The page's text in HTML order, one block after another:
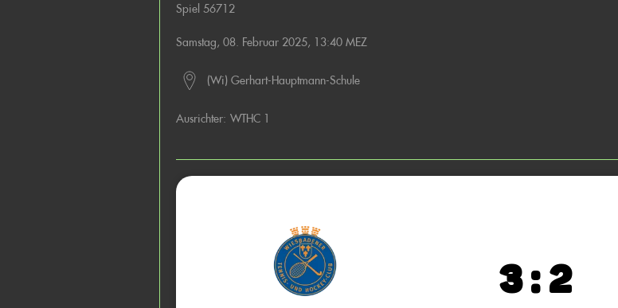
Spiel 56712
Samstag, 08. Februar 2025, 13:40 MEZ
(Wi) Gerhart-Hauptmann-Schule
Ausrichter: WTHC 1
3 : 2